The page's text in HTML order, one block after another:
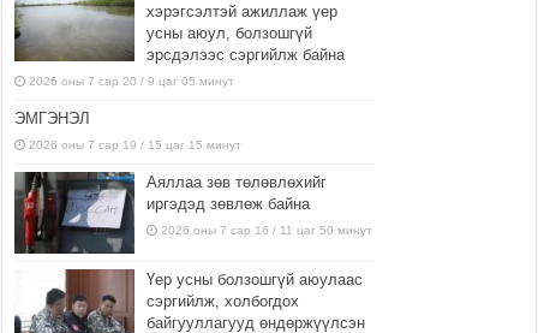
хэрэгсэлтэй ажиллаж үер
усны аюул, болзошгүй
эрсдэлээс сэргийлж байна
2026 оны 7 сар 20 / 9 цаг 05 минут
ЭМГЭНЭЛ
2026 оны 7 сар 19 / 15 цаг 15 минут
Аяллаа зөв төлөвлөхийг
иргэдэд зөвлөж байна
2026 оны 7 сар 16 / 11 цаг 50 минут
Үер усны болзошгүй аюулаас
сэргийлж, холбогдох
байгууллагууд өндөржүүлсэн